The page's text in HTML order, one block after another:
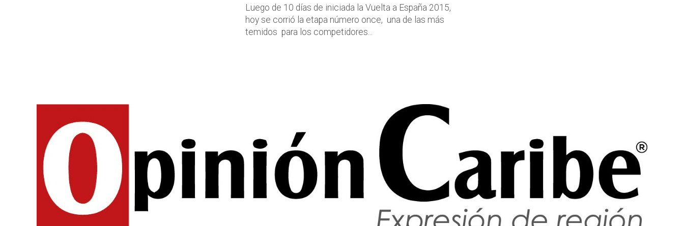
Luego de 10 días de iniciada la Vuelta a España 2015,
hoy se corrió la etapa número once, una de las más
temidos para los competidores...